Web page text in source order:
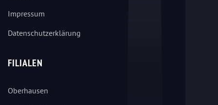
Impressum
Datenschutzerklärung
FILIALEN
Oberhausen